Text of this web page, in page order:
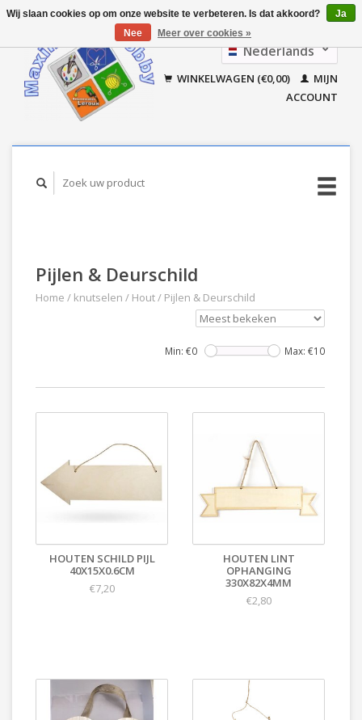
Nederlands
Français
WINKELWAGEN (€0,00)
MIJN
ACCOUNT
Pijlen & Deurschild
Home / knutselen / Hout/ Pijlen & Deurschild
Min: €0 Max: €10
HOUTEN SCHILD PIJL
40X15X0.6CM
€7,20
HOUTEN LINT
OPHANGING
330X82X4MM
€2,80
Wij slaan cookies op om onze website te verbeteren. Is dat akkoord?
Ja
Nee
Meer over cookies »